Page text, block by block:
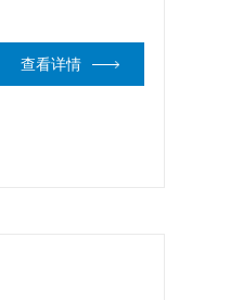
查看详情